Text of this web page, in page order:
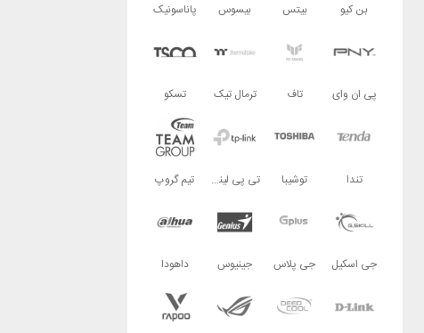
بن کیو بیتس بیسوس پاناسونیک
پی ان وای تاف ترمال تیک تسکو
تندا توشیبا تی پی لینک تیم گروپ
جی اسکیل جی پلاس جینیوس داهودا